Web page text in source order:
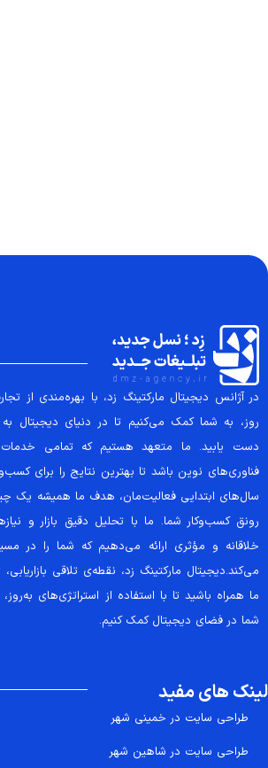
در آژانس دیجیتال مارکتینگ زد، با بهره‌مندی از
روز، به شما کمک می‌کنیم تا در دنیای دیجیتال
دست یابید. ما متعهد هستیم که تمامی
فناوری‌های نوین باشد تا بهترین نتایج را برای
سال‌های ابتدایی فعالیت‌مان، هدف ما همیشه یک
رونق کسب‌وکار شما. ما با تحلیل دقیق بازار و
خلاقانه و مؤثری ارائه می‌دهیم که شما را در
می‌کند.دیجیتال مارکتینگ زد، نقطه‌ی تلاقی
ما همراه باشید تا با استفاده از استراتژی‌های
شما در فضای دیجیتال کمک کنیم.
لینک های مفید
طراحی سایت در خمینی شهر
طراحی سایت در شاهین شهر